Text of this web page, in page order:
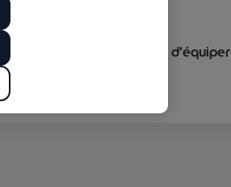
L’entreprise est-elle obligée d’équiper
salarié en télétravail ?
savoir plus